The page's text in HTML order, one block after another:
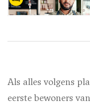
Als alles volgens
eerste bewoners